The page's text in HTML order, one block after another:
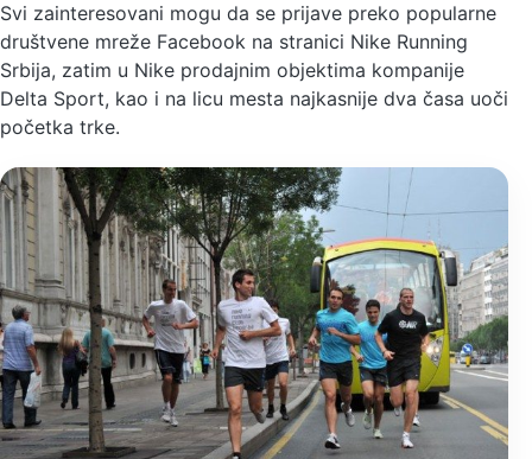
Svi zainteresovani mogu da se prijave preko popularne
društvene mreže Facebook na stranici Nike Running
Srbija, zatim u Nike prodajnim objektima kompanije
Delta Sport, kao i na licu mesta najkasnije dva časa uoči
početka trke.